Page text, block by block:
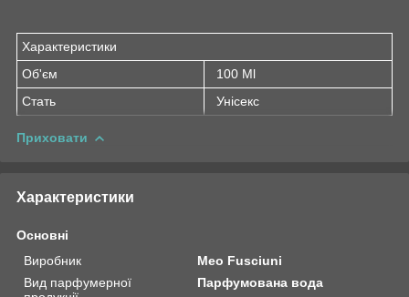
Характеристики
Об'єм
100 Ml
Стать
Унісекс
Приховати
Характеристики
Основні
Виробник
Meo Fusciuni
Вид парфумерної
Парфумована вода